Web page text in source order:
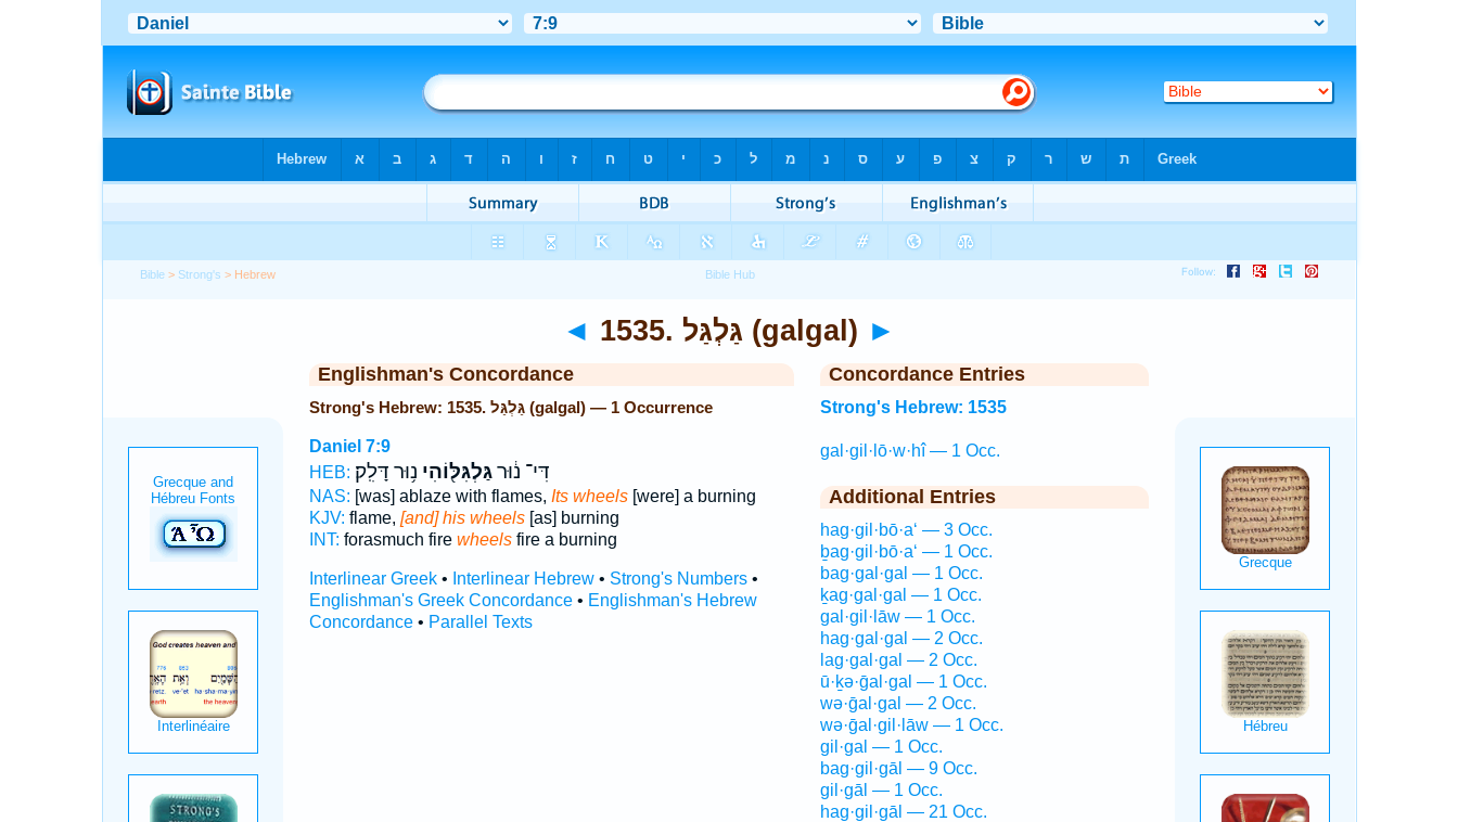
Bible > Strong's > Hebrew
◄ 1535. גַּלְגַּל (galgal) ►
Englishman's Concordance
Strong's Hebrew: 1535. גַּלְגַּל (galgal) — 1 Occurrence
Daniel 7:9
HEB:
דִּי־ נ֔וּרגַּלְגִּלּ֖וֹהִי נ֥וּר דָּלִֽק׃
NAS: [was] ablaze with flames, Its wheels[were] a burning
KJV: flame, [and] his wheels[as] burning
INT: forasmuch fire wheelsfire a burning
Interlinear Greek• Interlinear Hebrew• Strong's Numbers•
Englishman's Greek Concordance• Englishman's Hebrew
Concordance• Parallel Texts
Concordance Entries
Strong's Hebrew: 1535
gal·gil·lō·w·hî — 1 Occ.
Additional Entries
hag·gil·bō·a‘ — 3 Occ.
ḇag·gil·bō·a‘ — 1 Occ.
bag·gal·gal — 1 Occ.
ḵag·gal·gal — 1 Occ.
gal·gil·lāw — 1 Occ.
hag·gal·gal — 2 Occ.
lag·gal·gal — 2 Occ.
ū·ḵə·ḡal·gal — 1 Occ.
wə·ḡal·gal — 2 Occ.
wə·ḡal·gil·lāw — 1 Occ.
gil·gal — 1 Occ.
bag·gil·gāl — 9 Occ.
gil·gāl — 1 Occ.
hag·gil·gāl — 21 Occ.